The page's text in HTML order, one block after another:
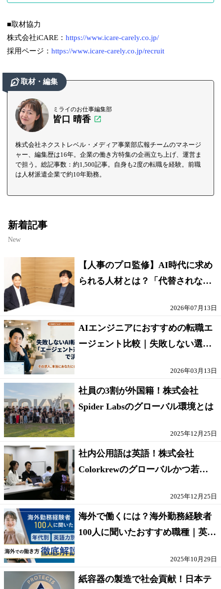
■取材協力
株式会社iCARE：https://www.icare-carely.co.jp/
採用ページ：https://www.icare-carely.co.jp/recruit
取材・編集
ミライのお仕事編集部
皆口 晴香
株式会社ネクストレベル・メディア事業部広報チームのマネージ
ャー、編集歴は16年。企業の働き方特集の企画立ち上げ、運営ま
で担う。総記事数：約1,500記事。自身も2度の転職を経験。前職
は人材派遣企業で約10年勤務。
新着記事
New
【人事のプロ監修】AI時代に求め
られる人材とは？「代替されない
2026年07月13日
AIエンジニアにおすすめの転職エ
ージェント比較｜失敗しない選び
2026年03月13日
社員の3割が外国籍！株式会社
Spider Labsのグローバル環境とは
2025年12月25日
社内公用語は英語！株式会社
Colorkrewのグローバルかつ若手
2025年12月25日
海外で働くには？海外勤務経験者
100人に聞いたおすすめ職種｜英語
2025年10月29日
紙容器の製造で社会貢献！日本テ